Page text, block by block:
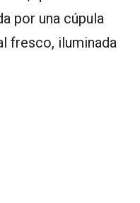
por una cúpula
fresco, iluminada